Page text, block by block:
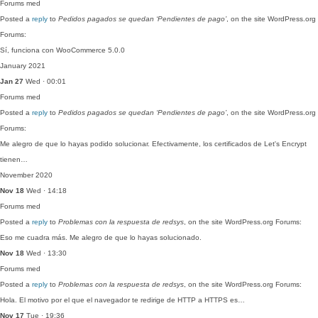
Forums med
Posted a reply to Pedidos pagados se quedan ‘Pendientes de pago’, on the site WordPress.org
Forums:
Sí, funciona con WooCommerce 5.0.0
January 2021
Jan 27 Wed · 00:01
Forums med
Posted a reply to Pedidos pagados se quedan ‘Pendientes de pago’, on the site WordPress.org
Forums:
Me alegro de que lo hayas podido solucionar. Efectivamente, los certificados de Let's Encrypt
tienen…
November 2020
Nov 18 Wed · 14:18
Forums med
Posted a reply to Problemas con la respuesta de redsys , on the site WordPress.org Forums:
Eso me cuadra más. Me alegro de que lo hayas solucionado.
Nov 18 Wed · 13:30
Forums med
Posted a reply to Problemas con la respuesta de redsys , on the site WordPress.org Forums:
Hola. El motivo por el que el navegador te redirige de HTTP a HTTPS es…
Nov 17 Tue · 19:36